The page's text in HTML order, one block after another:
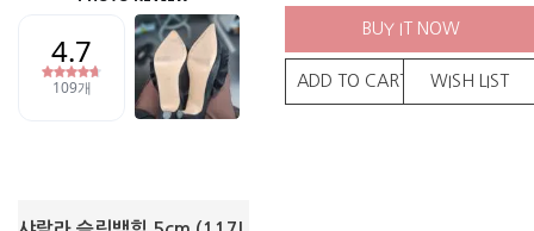
BUY IT NOW
ADD TO CART WISH LIST